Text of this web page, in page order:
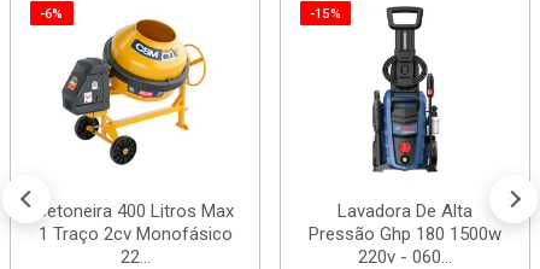
-6%
Betoneira 400 Litros Max
1 Traço 2cv Monofásico
22...
-15%
Lavadora De Alta
Pressão Ghp 180 1500w
220v - 060...